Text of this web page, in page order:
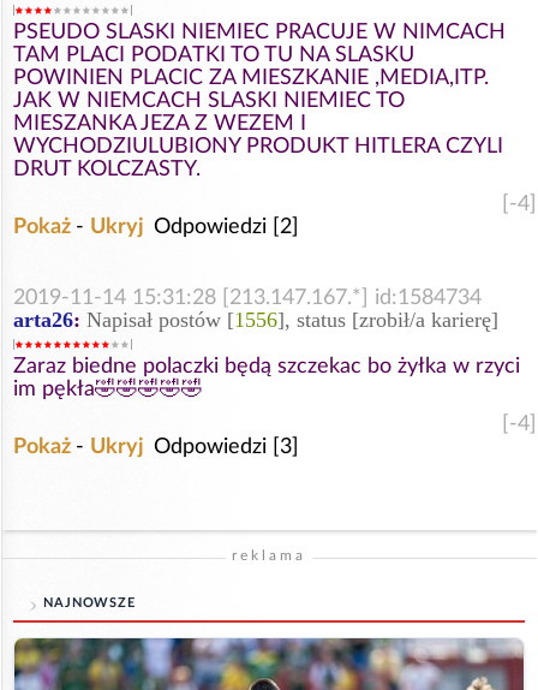
PSEUDO SLASKI NIEMIEC PRACUJE W NIMCACH
TAM PLACI PODATKI TO TU NA SLASKU
POWINIEN PLACIC ZA MIESZKANIE ,MEDIA,ITP.
JAK W NIEMCACH SLASKI NIEMIEC TO
MIESZANKA JEZA Z WEZEM I
WYCHODZIULUBIONY PRODUKT HITLERA CZYLI
DRUT KOLCZASTY.
[-4]
Pokaż - Ukryj Odpowiedzi [2]
2019-11-14 15:31:28 [213.147.167.*] id:1584734
arta26: Napisał postów [1556], status [zrobił/a karierę]
Zaraz biedne polaczki będą szczekac bo żyłka w rzyci
im pękła🤣🤣🤣🤣🤣
[-4]
Pokaż - Ukryj Odpowiedzi [3]
reklama
NAJNOWSZE